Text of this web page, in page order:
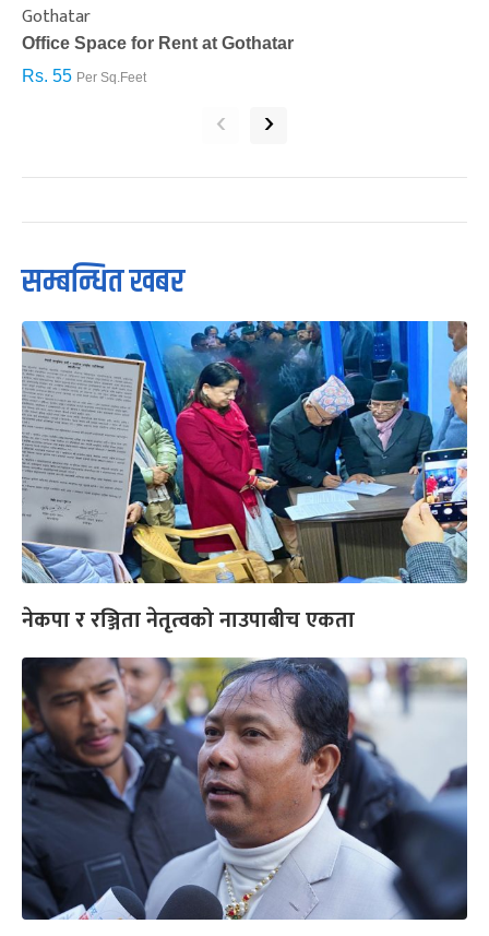
Gothatar
Office Space for Rent at Gothatar
Rs. 55 Per Sq.Feet
‹ ›
सम्बन्धित खबर
नेकपा र रञ्जिता नेतृत्वको नाउपाबीच एकता